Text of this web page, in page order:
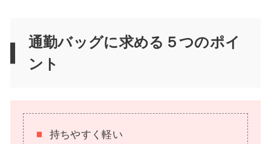
通勤バッグに求める５つのポイ
ント
持ちやすく軽い